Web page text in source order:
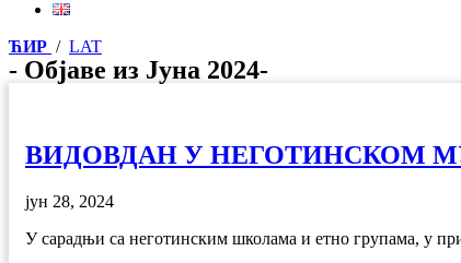
ЋИР / LAT
- Објаве из Јуна 2024-
ВИДОВДАН У НЕГОТИНСКОМ
јун 28, 2024
У сарадњи са неготинским школама и етно групама, у